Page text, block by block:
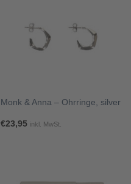
Monk & Anna – Ohrringe, silver
€23,95 inkl. MwSt.